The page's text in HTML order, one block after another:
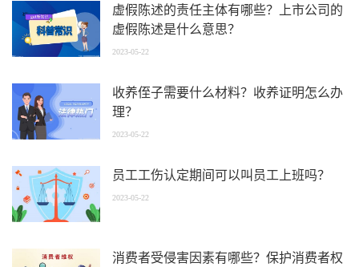
虚假陈述的责任主体有哪些？上市公司的
虚假陈述是什么意思？
2023-05-22
收养侄子需要什么材料？收养证明怎么办
理？
2023-05-22
员工工伤认定期间可以叫员工上班吗？
2023-05-22
消费者受侵害因素有哪些？保护消费者权